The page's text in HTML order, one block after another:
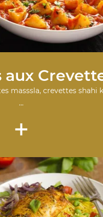
aux
masssla, crevettes shahi
...
+